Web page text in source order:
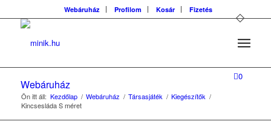
Webáruház Profilom Kosár Fizetés
0
Webáruház
Ön itt áll: Kezdőlap / Webáruház / Társasjáték / Kiegészítők /
Kincsesláda S méret